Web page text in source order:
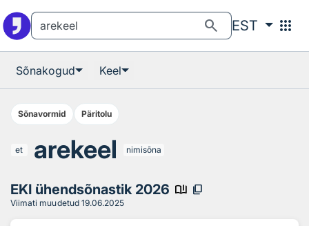
search EST apps
Sõnakogud Keel
Sõnavormid Päritolu
et arekeel nimisõna
EKI ühendsõnastik 2026 book_ribbon content_copy
Viimati muudetud 19.06.2025